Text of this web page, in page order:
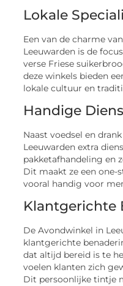
Lokale
Een van de charme
Leeuwarden is de
verse Friese
deze winkels bieden
lokale cultuur en
Handige
Naast voedsel en
Leeuwarden extra
pakketafhandeling en
Dit maakt ze een one-
vooral handig voor
Klantgerichte
De Avondwinkel in
klantgerichte
dat altijd bereid is te
voelen klanten zich
Dit persoonlijke tintje